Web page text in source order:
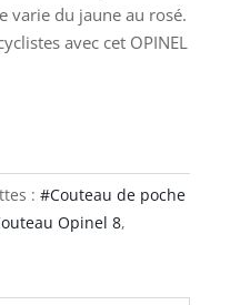
varie du jaune au rosé.
avec cet OPINEL
: #Couteau de poche
Opinel 8,